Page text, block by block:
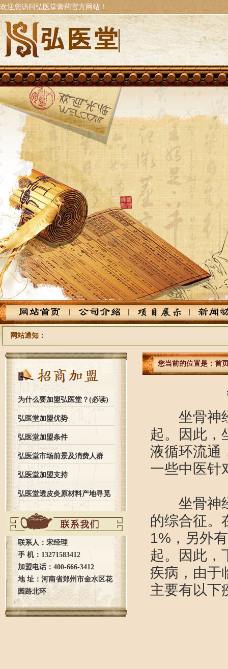
欢迎您访问弘医堂膏药官方网站！
网站通知：
为什么要加盟弘医堂？(必读)
弘医堂加盟优势
弘医堂加盟条件
弘医堂市场前景及消费人群
弘医堂加盟支持
弘医堂透皮灸原材料产地寻觅
之旅全记录
联系人：宋经理
手 机：13271583412
加盟电话：400-666-3412
地 址：河南省郑州市金水区花
园路北环
您当前的位置是： 首
坐骨神经
起。因此，
液循环流通
一些中医
坐骨神经
的综合征。
1%，另外
起。因此，
疾病，由于
主要有以